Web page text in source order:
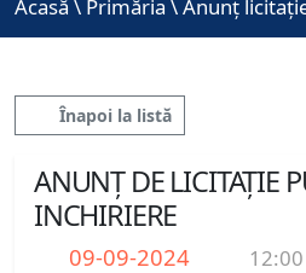
Acasă \ Primăria \Anunț
Înapoi la listă
ANUNȚ DE LICITAȚIE
INCHIRIERE
09-09-2024 12:00